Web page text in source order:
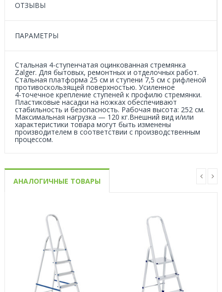
ОТЗЫВЫ
ПАРАМЕТРЫ
Стальная 4-ступенчатая оцинкованная стремянка
Zalger. Для бытовых, ремонтных и отделочных работ.
Стальная платформа 25 см и ступени 7,5 см с рифленой
противоскользящей поверхностью. Усиленное
4-точечное крепление ступеней к профилю стремянки.
Пластиковые насадки на ножках обеспечивают
стабильность и безопасность. Рабочая высота: 252 см.
Максимальная нагрузка — 120 кг.Внешний вид и/или
характеристики товара могут быть изменены
производителем в соответствии с производственным
процессом.
АНАЛОГИЧНЫЕ ТОВАРЫ